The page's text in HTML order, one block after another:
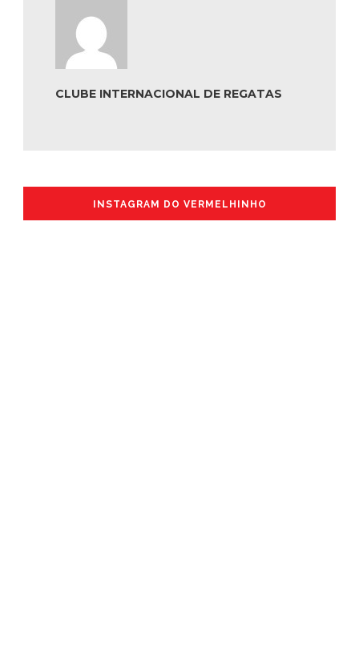
CLUBE INTERNACIONAL DE REGATAS
INSTAGRAM DO VERMELHINHO